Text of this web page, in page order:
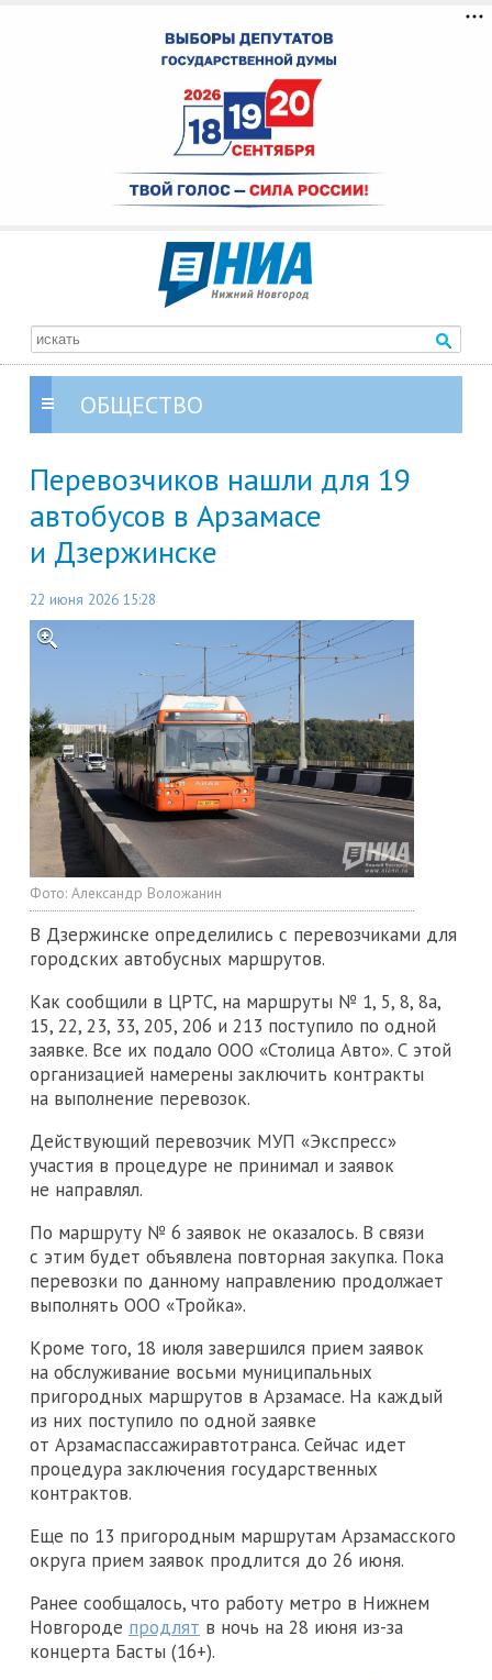
ОБЩЕСТВО
Перевозчиков нашли для 19
автобусов в Арзамасе
и Дзержинске
22 июня 2026 15:28
Фото: Александр Воложанин
В Дзержинске определились с перевозчиками для
городских автобусных маршрутов.
Как сообщили в ЦРТС, на маршруты № 1, 5, 8, 8а,
15, 22, 23, 33, 205, 206 и 213 поступило по одной
заявке. Все их подало ООО «Столица Авто». С этой
организацией намерены заключить контракты
на выполнение перевозок.
Действующий перевозчик МУП «Экспресс»
участия в процедуре не принимал и заявок
не направлял.
По маршруту № 6 заявок не оказалось. В связи
с этим будет объявлена повторная закупка. Пока
перевозки по данному направлению продолжает
выполнять ООО «Тройка».
Кроме того, 18 июля завершился прием заявок
на обслуживание восьми муниципальных
пригородных маршрутов в Арзамасе. На каждый
из них поступило по одной заявке
от Арзамаспассажиравтотранса. Сейчас идет
процедура заключения государственных
контрактов.
Еще по 13 пригородным маршрутам Арзамасского
округа прием заявок продлится до 26 июня.
Ранее сообщалось, что работу метро в Нижнем
Новгороде продлят в ночь на 28 июня из-за
концерта Басты (16+).